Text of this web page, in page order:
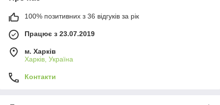
100% позитивних з 36 відгуків за рік
Працює з 23.07.2019
м. Харків
Харків, Україна
Контакти